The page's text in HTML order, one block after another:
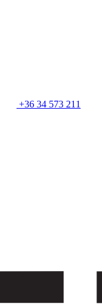
+36 34 573 211